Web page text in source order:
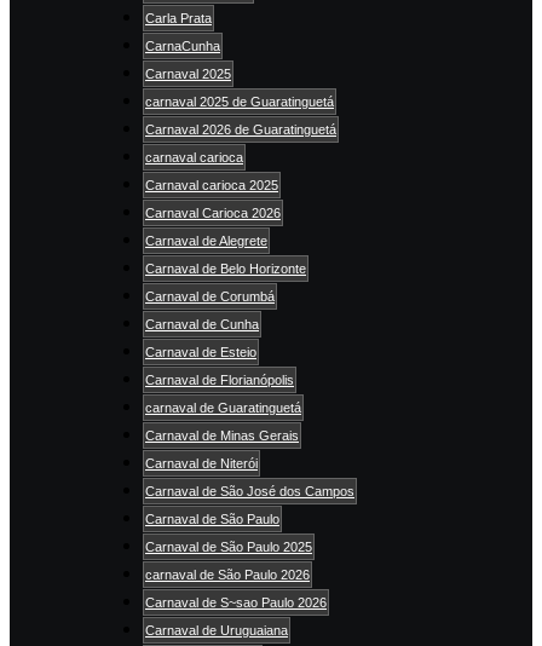
Carla Prata
CarnaCunha
Carnaval 2025
carnaval 2025 de Guaratinguetá
Carnaval 2026 de Guaratinguetá
carnaval carioca
Carnaval carioca 2025
Carnaval Carioca 2026
Carnaval de Alegrete
Carnaval de Belo Horizonte
Carnaval de Corumbá
Carnaval de Cunha
Carnaval de Esteio
Carnaval de Florianópolis
carnaval de Guaratinguetá
Carnaval de Minas Gerais
Carnaval de Niterói
Carnaval de São José dos Campos
Carnaval de São Paulo
Carnaval de São Paulo 2025
carnaval de São Paulo 2026
Carnaval de S~sao Paulo 2026
Carnaval de Uruguaiana